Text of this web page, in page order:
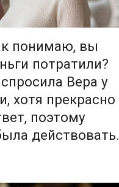
понимаю, вы
потратили?
Вера у
хотя прекрасно
поэтому
действовать.